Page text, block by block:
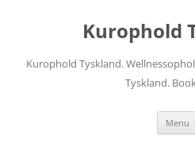
Kurophold
Kurophold Tyskland.
Tyskland.
Menu